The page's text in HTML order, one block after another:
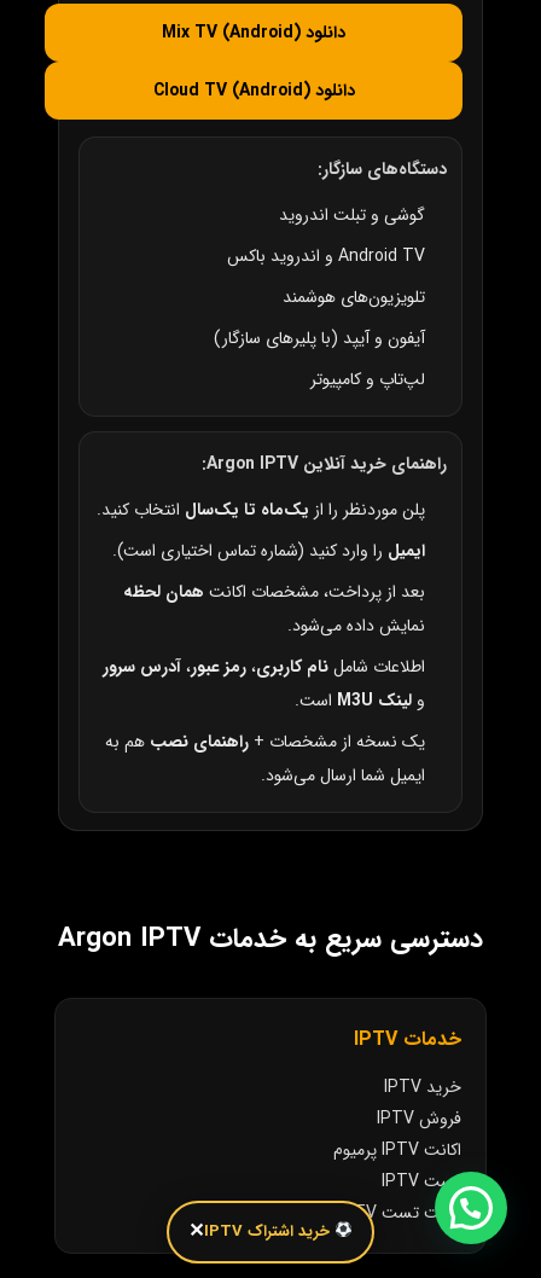
دانلود Mix TV (Android)
دانلود Cloud TV (Android)
دستگاه‌های سازگار:
گوشی و تبلت اندروید
Android TV و اندروید باکس
تلویزیون‌های هوشمند
آیفون و آیپد (با پلیرهای سازگار)
لپ‌تاپ و کامپیوتر
راهنمای خرید آنلاین Argon IPTV:
پلن موردنظر را از یک‌ماه تا یک‌سال انتخاب کنید.
ایمیل را وارد کنید (شماره تماس اختیاری است).
بعد از پرداخت، مشخصات اکانت همان لحظه
نمایش داده می‌شود.
اطلاعات شاملنام کاربری،رمز عبور،آدرس سرور
و لینک M3U
است.
یک نسخه از مشخصات + راهنمای نصب هم به
ایمیل شما ارسال می‌شود.
دسترسی سریع به خدمات Argon IPTV
خدمات IPTV
خرید IPTV
فروش IPTV
اکانت IPTV پرمیوم
تست IPTV
اکانت تست IPTV
خرید اشتراک IPTV ✕